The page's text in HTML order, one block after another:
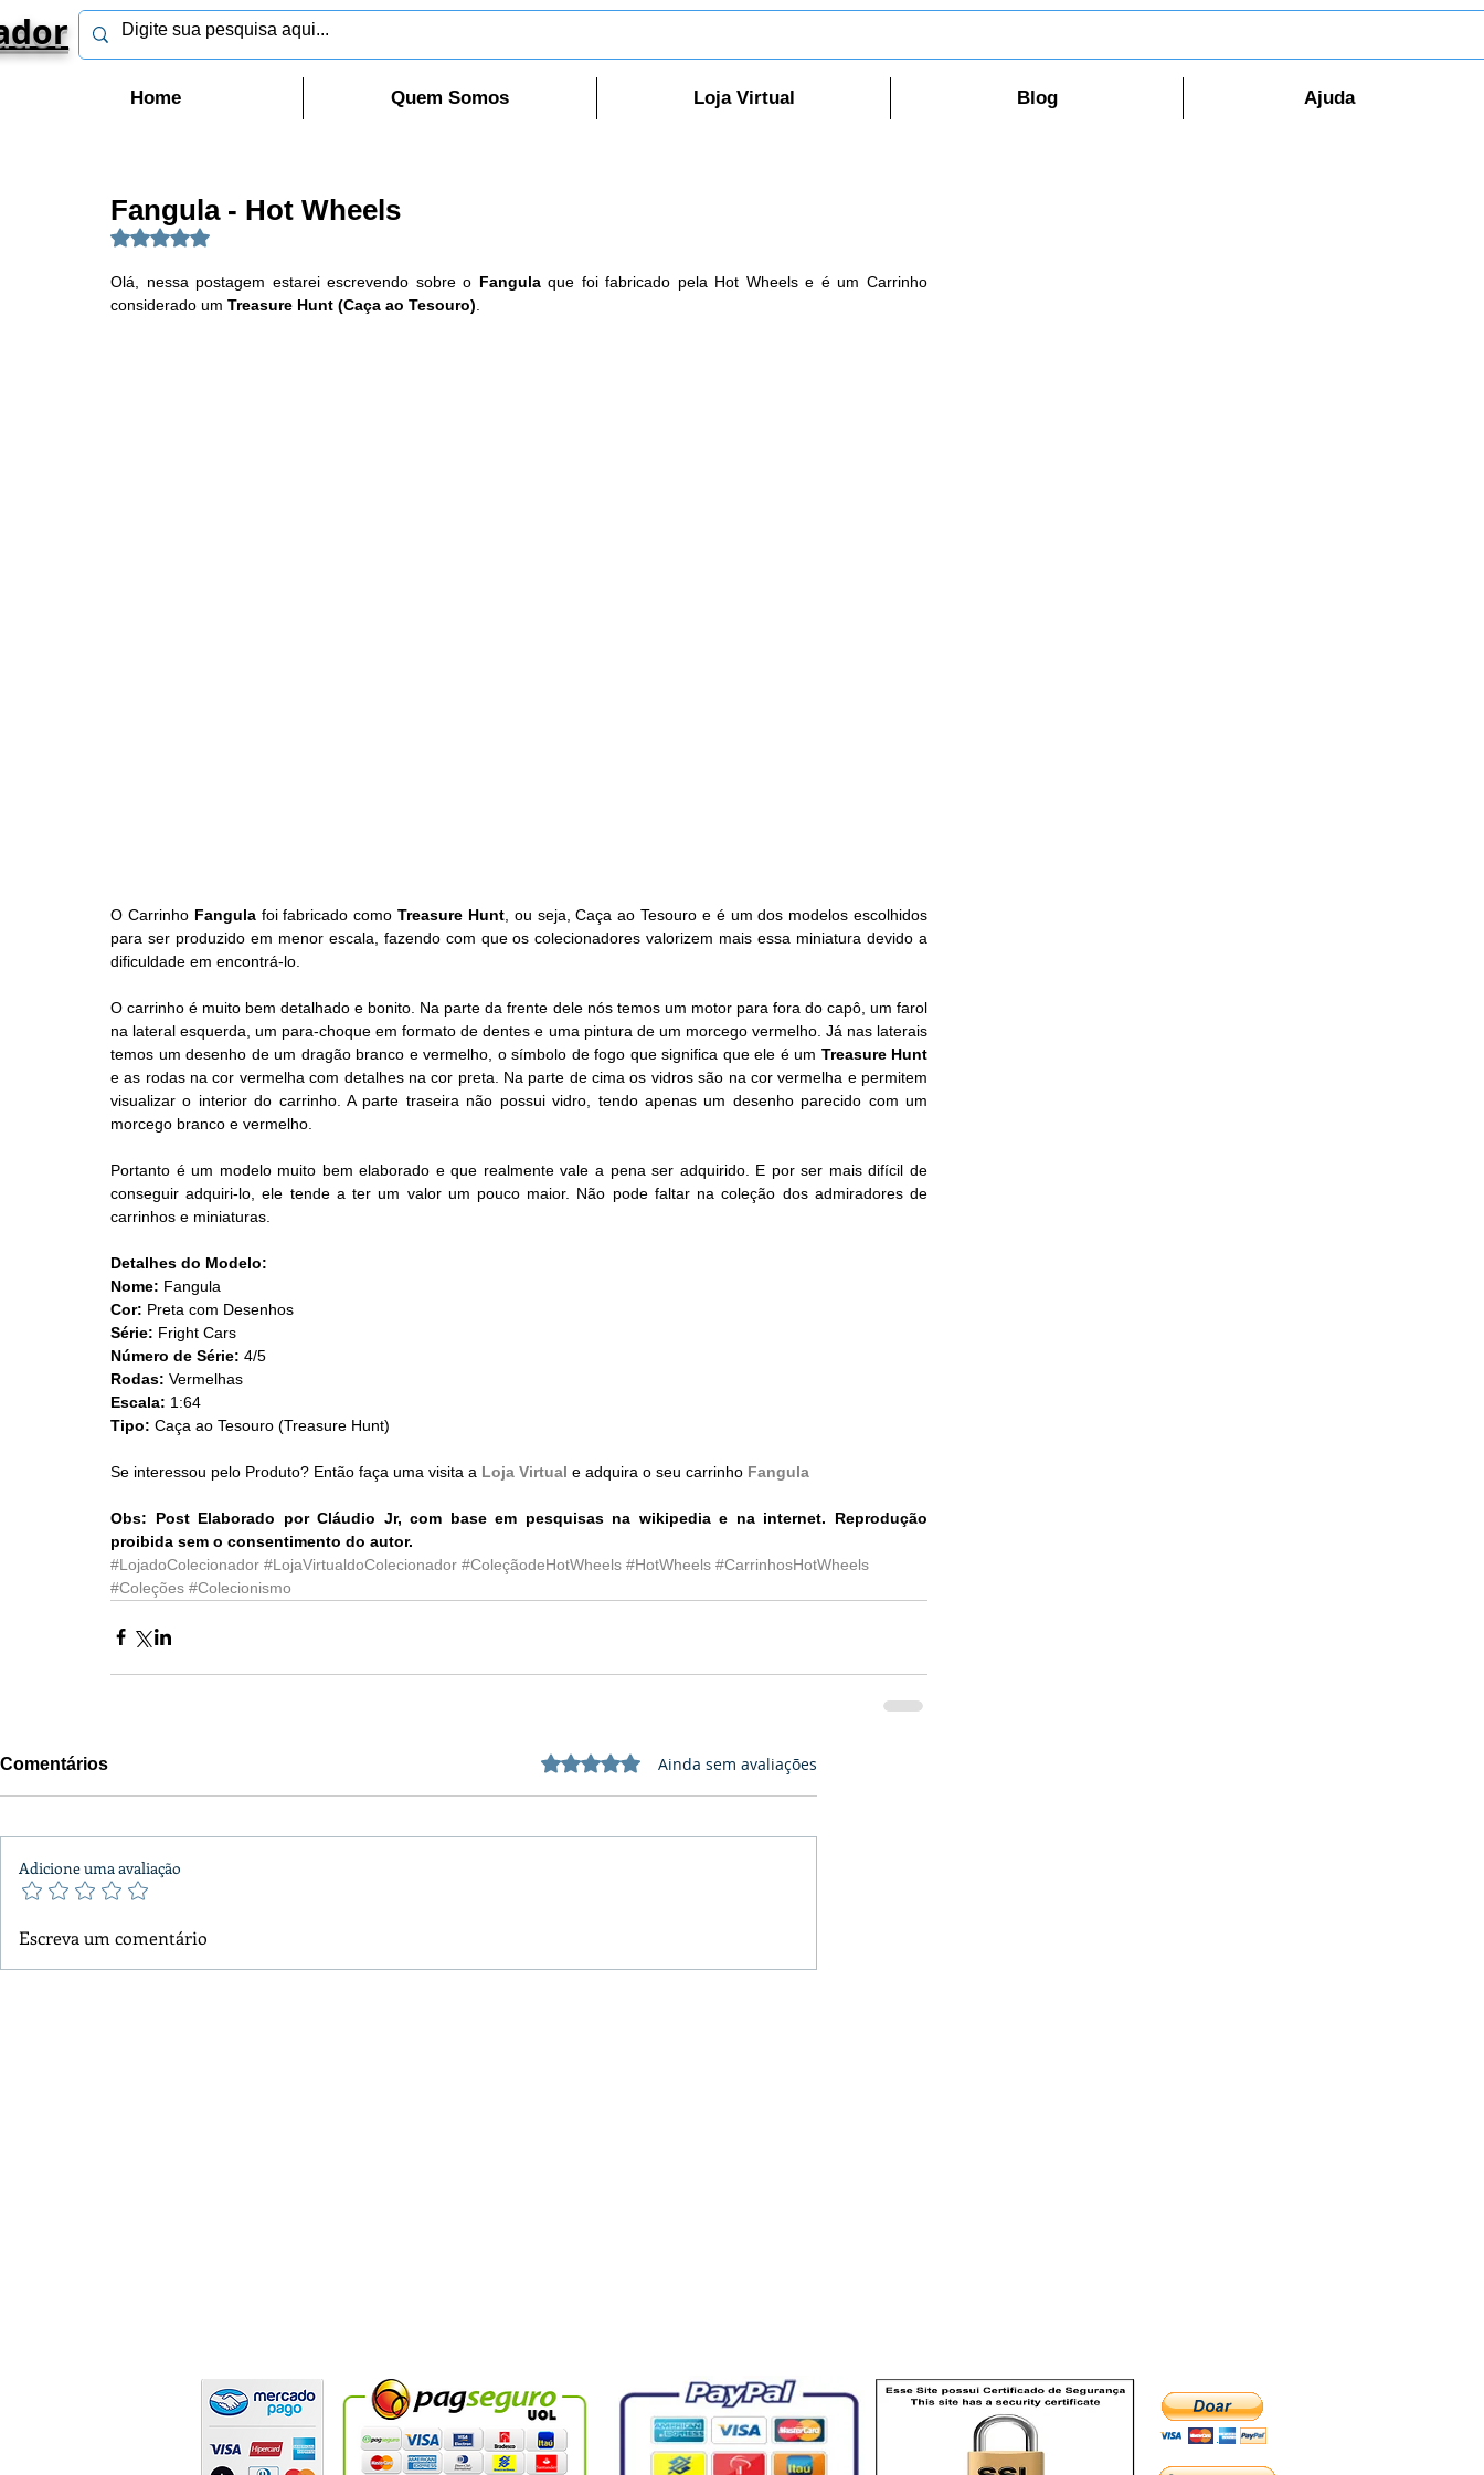
Home Quem Somos Loja Virtual Blog Ajuda
Fangula - Hot Wheels
Avaliado com NaN de 5 estrelas.
Olá, nessa postagem estarei escrevendo sobre o Fangula que foi fabricado pela Hot Wheels e é um Carrinho
considerado um Treasure Hunt (Caça ao Tesouro)
O Carrinho Fangula foi fabricado como Treasure Hunt, ou seja, Caça ao Tesouro e é um dos modelos escolhidos
para ser produzido em menor escala, fazendo com que os colecionadores valorizem mais essa miniatura devido a
dificuldade em encontrá-lo.
O carrinho é muito bem detalhado e bonito. Na parte da frente dele nós temos um motor para fora do capô, um farol
na lateral esquerda, um para-choque em formato de dentes e uma pintura de um morcego vermelho. Já nas laterais
temos um desenho de um dragão branco e vermelho, o símbolo de fogo que significa que ele é um Treasure Hunt
e as rodas na cor vermelha com detalhes na cor preta. Na parte de cima os vidros são na cor vermelha e permitem
visualizar o interior do carrinho. A parte traseira não possui vidro, tendo apenas um desenho parecido com um
morcego branco e vermelho.
Portanto é um modelo muito bem elaborado e que realmente vale a pena ser adquirido. E por ser mais difícil de
conseguir adquiri-lo, ele tende a ter um valor um pouco maior. Não pode faltar na coleção dos admiradores de
carrinhos e miniaturas.
Detalhes do Modelo:
Nome: Fangula
Cor: Preta com Desenhos
Série: Fright Cars
Número de Série: 4/5
Rodas: Vermelhas
Escala: 1:64
Tipo: Caça ao Tesouro (Treasure Hunt)
Se interessou pelo Produto? Então faça uma visita a Loja Virtual e adquira o seu carrinho Fangula
Obs: Post Elaborado por Cláudio Jr, com base em pesquisas na wikipedia e na internet. Reprodução
proibida sem o consentimento do autor.
#LojadoColecionador #LojaVirtualdoColecionador #ColeçãodeHotWheels #HotWheels #CarrinhosHotWheels
#Coleções #Colecionismo
Comentários Avaliado com 0 de 5 estrelas.
Ainda sem avaliações
Adicione uma avaliação
Escreva um comentário